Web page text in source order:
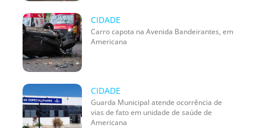
CIDADE
Carro capota na Avenida Bandeirantes, em
Americana
CIDADE
Guarda Municipal atende ocorrência de
vias de fato em unidade de saúde de
Americana